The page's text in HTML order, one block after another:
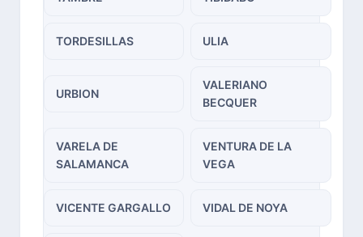
TORDESILLAS ULIA
URBION
VALERIANO
BECQUER
VARELA DE
SALAMANCA
VENTURA DE LA
VEGA
VICENTE GARGALLO VIDAL DE NOYA